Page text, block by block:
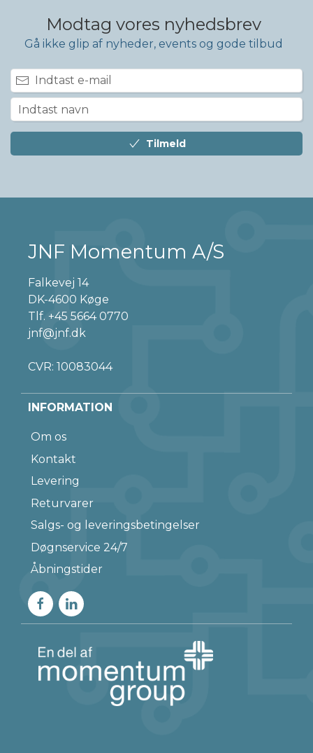
Modtag vores nyhedsbrev
Gå ikke glip af nyheder, events og gode tilbud
Tilmeld
JNF Momentum A/S
Falkevej 14
DK-4600 Køge
Tlf. +45 5664 0770
jnf@jnf.dk
CVR: 10083044
INFORMATION
Om os
Kontakt
Levering
Returvarer
Salgs- og leveringsbetingelser
Døgnservice 24/7
Åbningstider